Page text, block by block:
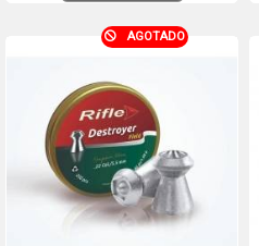
AGOTADO